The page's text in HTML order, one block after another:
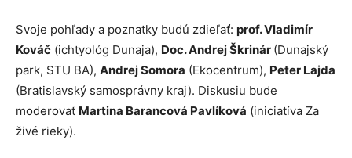
Svoje pohľady a poznatky budú zdieľať: prof. Vladimír
Kováč (ichtyológ Dunaja), Doc. Andrej Škrinár (Dunajský
park, STU BA), Andrej Somora (Ekocentrum), Peter Lajda
(Bratislavský samosprávny kraj). Diskusiu bude
moderovať Martina Barancová Pavlíková (iniciatíva Za
živé rieky).